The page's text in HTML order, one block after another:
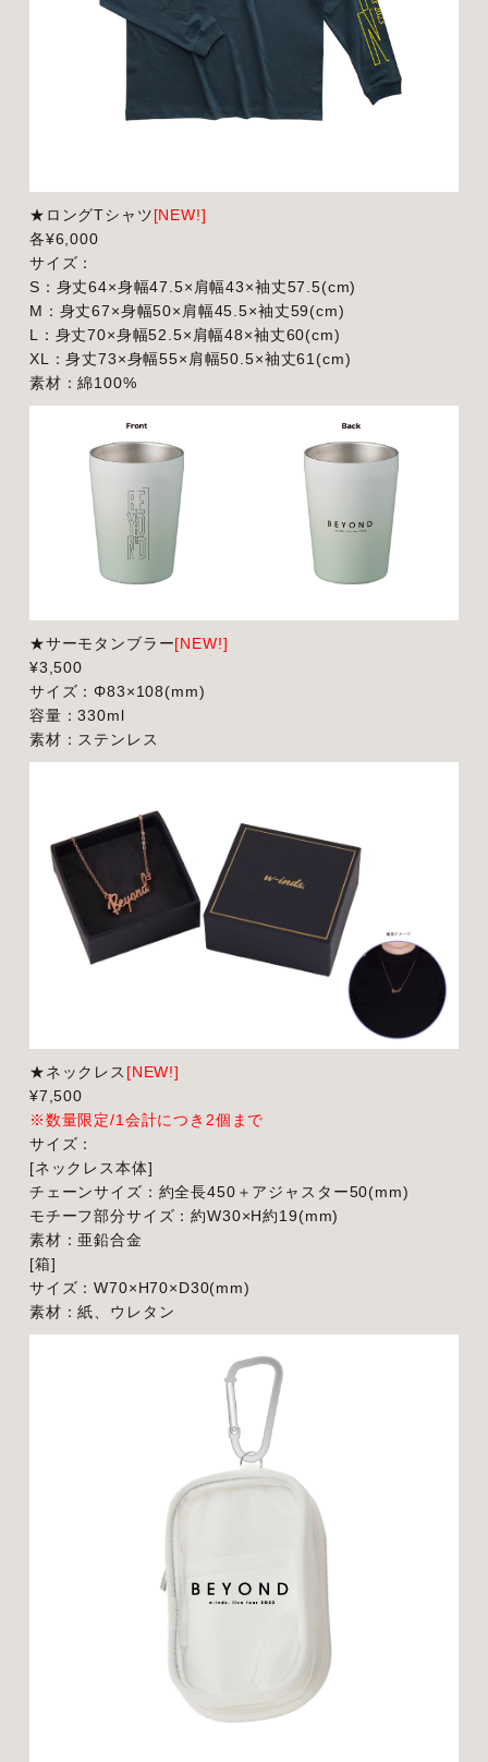
★ロングTシャツ[NEW!]
各¥6,000
サイズ：
S：身丈64×身幅47.5×肩幅43×袖丈57.5(cm)
M：身丈67×身幅50×肩幅45.5×袖丈59(cm)
L：身丈70×身幅52.5×肩幅48×袖丈60(cm)
XL：身丈73×身幅55×肩幅50.5×袖丈61(cm)
素材：綿100%
★サーモタンブラー[NEW!]
¥3,500
サイズ：Φ83×108(mm)
容量：330ml
素材：ステンレス
★ネックレス [NEW!]
¥7,500
※数量限定/1会計につき2個まで
サイズ：
[ネックレス本体]
チェーンサイズ：約全長450＋アジャスター50(mm)
モチーフ部分サイズ：約W30×H約19(mm)
素材：亜鉛合金
[箱]
サイズ：W70×H70×D30(mm)
素材：紙、ウレタン